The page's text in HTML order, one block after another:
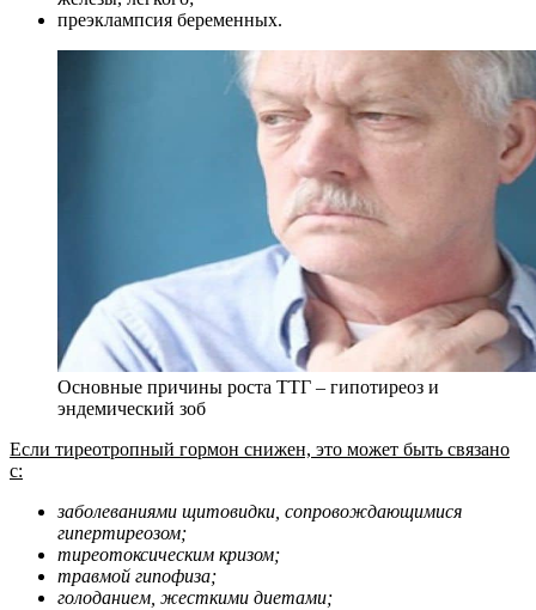
преэклампсия беременных.
Основные причины роста ТТГ – гипотиреоз и
эндемический зоб
Если тиреотропный гормон снижен, это может быть связано
с:
заболеваниями щитовидки, сопровождающимися
гипертиреозом;
тиреотоксическим кризом;
травмой гипофиза;
голоданием, жесткими диетами;